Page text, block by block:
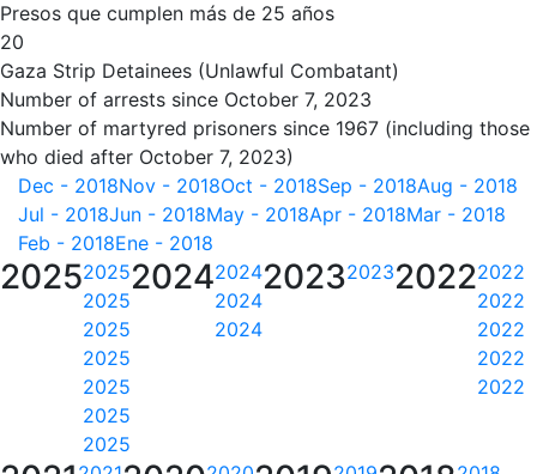
Presos que cumplen más de 25 años
20
Gaza Strip Detainees (Unlawful Combatant)
Number of arrests since October 7, 2023
Number of martyred prisoners since 1967 (including those
who died after October 7, 2023)
Dec - 2018Nov - 2018Oct - 2018Sep - 2018Aug - 2018
Jul - 2018Jun - 2018May - 2018Apr - 2018Mar - 2018
Feb - 2018Ene - 2018
20252025
2025
2025
2025
2025
2025
2025
20242024
2024
2024
2023202320222022
2022
2022
2022
2022